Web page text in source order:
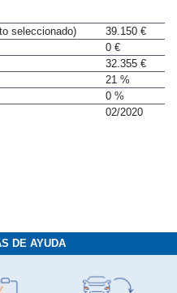
seleccionado)
39.150 €
0 €
32.355 €
21 %
0 %
02/2020
DE AYUDA